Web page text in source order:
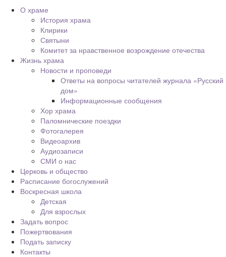
О храме
История храма
Клирики
Святыни
Комитет за нравственное возрождение отечества
Жизнь храма
Новости и проповеди
Ответы на вопросы читателей журнала «Русский
дом»
Информационные сообщения
Хор храма
Паломнические поездки
Фотогалерея
Видеоархив
Аудиозаписи
СМИ о нас
Церковь и общество
Расписание богослужений
Воскресная школа
Детская
Для взрослых
Задать вопрос
Пожертвования
Подать записку
Контакты